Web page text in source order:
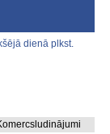
dienā plkst.